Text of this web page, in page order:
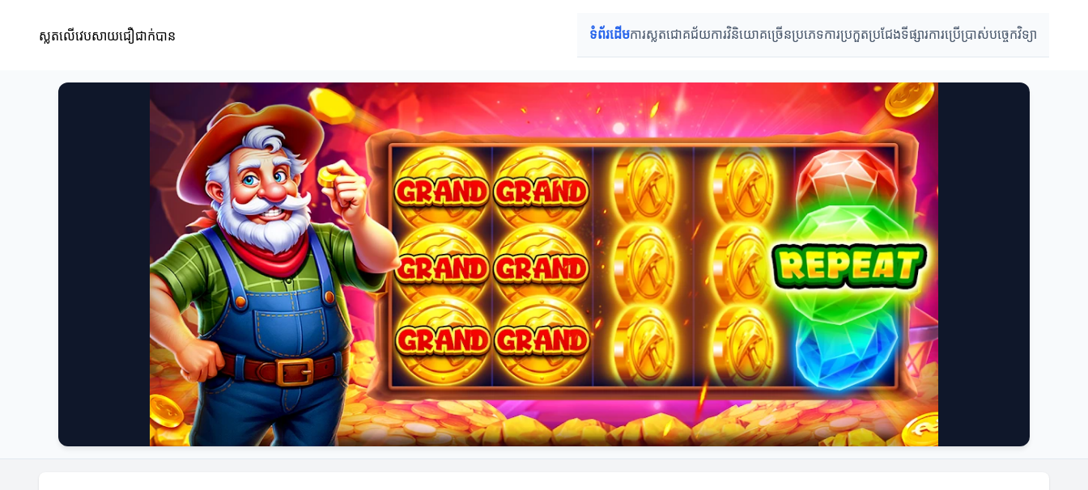
ស្លតលើវេបសាយជឿជាក់បាន ទំព័រដើមការស្លតជោគជ័យការវិនិយោគច្រើនប្រភេទការប្រកួតប្រជែងទីផ្សារការប្រើប្រាស់បច្ចេកវិទ្យា